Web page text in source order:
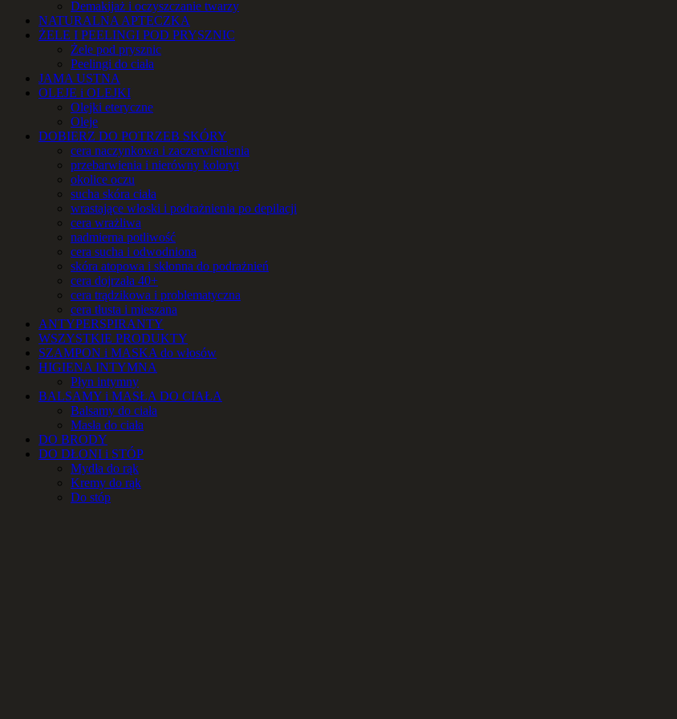
Demakijaż i oczyszczanie twarzy
NATURALNA APTECZKA
ŻELE I PEELINGI POD PRYSZNIC
Żele pod prysznic
Peelingi do ciała
JAMA USTNA
OLEJE i OLEJKI
Olejki eteryczne
Oleje
DOBIERZ DO POTRZEB SKÓRY
cera naczynkowa i zaczerwienienia
przebarwienia i nierówny koloryt
okolice oczu
sucha skóra ciała
wrastające włoski i podrażnienia po depilacji
cera wrażliwa
nadmierna potliwość
cera sucha i odwodniona
skóra atopowa i skłonna do podrażnień
cera dojrzała 40+
cera trądzikowa i problematyczna
cera tłusta i mieszana
ANTYPERSPIRANTY
WSZYSTKIE PRODUKTY
SZAMPON i MASKA do włosów
HIGIENA INTYMNA
Płyn intymny
BALSAMY i MASŁA DO CIAŁA
Balsamy do ciała
Masła do ciała
DO BRODY
DO DŁONI i STÓP
Mydła do rąk
Kremy do rąk
Do stóp